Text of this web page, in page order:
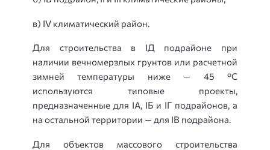
в) IV климатический район.
Для строительства в IД подрайоне при
наличии вечномерзлых грунтов или расчетной
зимней температуры ниже — 45 °С
используются типовые проекты,
предназначенные для IА, IБ и IГ подрайонов, а
на остальной территории — для IВ подрайона.
Для объектов массового строительства